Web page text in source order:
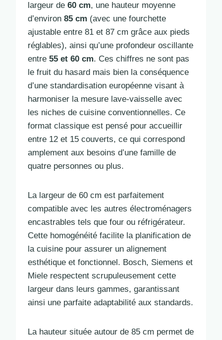
largeur de 60 cm, une hauteur moyenne
d’environ 85 cm (avec une fourchette
ajustable entre 81 et 87 cm grâce aux pieds
réglables), ainsi qu’une profondeur oscillante
entre 55 et 60 cm. Ces chiffres ne sont pas
le fruit du hasard mais bien la conséquence
d’une standardisation européenne visant à
harmoniser la mesure lave-vaisselle avec
les niches de cuisine conventionnelles. Ce
format classique est pensé pour accueillir
entre 12 et 15 couverts, ce qui correspond
amplement aux besoins d’une famille de
quatre personnes ou plus.
La largeur de 60 cm est parfaitement
compatible avec les autres électroménagers
encastrables tels que four ou réfrigérateur.
Cette homogénéité facilite la planification de
la cuisine pour assurer un alignement
esthétique et fonctionnel. Bosch, Siemens et
Miele respectent scrupuleusement cette
largeur dans leurs gammes, garantissant
ainsi une parfaite adaptabilité aux standards.
La hauteur située autour de 85 cm permet de